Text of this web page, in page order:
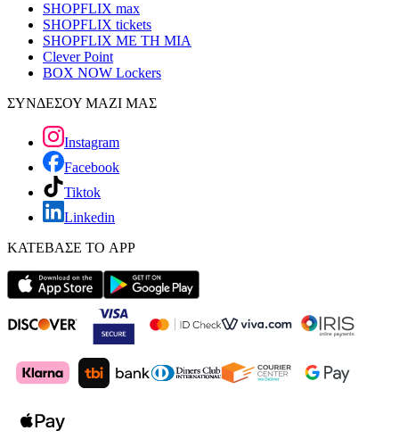
SHOPFLIX max
SHOPFLIX tickets
SHOPFLIX ΜΕ ΤΗ ΜΙΑ
Clever Point
BOX NOW Lockers
ΣΥΝΔΕΣΟΥ ΜΑΖΙ ΜΑΣ
Instagram
Facebook
Tiktok
Linkedin
ΚΑΤΕΒΑΣΕ ΤΟ APP